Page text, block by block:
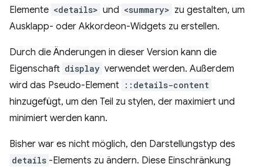
Elemente <details> und <summary> zu gestalten, um
Ausklapp- oder Akkordeon-Widgets zu erstellen.
Durch die Änderungen in dieser Version kann die
Eigenschaft display verwendet werden. Außerdem
wird das Pseudo-Element ::details-content
hinzugefügt, um den Teil zu stylen, der maximiert und
minimiert werden kann.
Bisher war es nicht möglich, den Darstellungstyp des
details -Elements zu ändern. Diese Einschränkung